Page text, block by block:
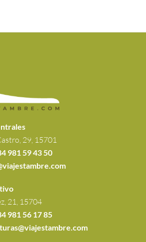
29, 15701
981 59 43 50
21, 15704
981 56 17 85